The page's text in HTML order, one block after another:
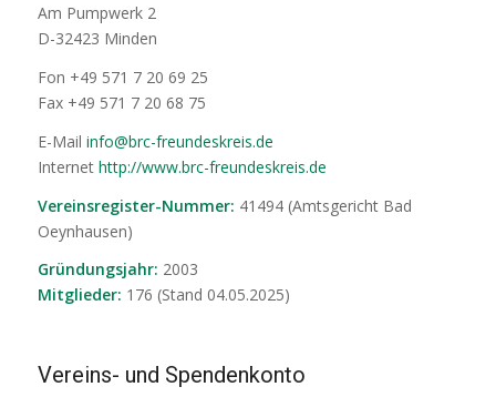
Am Pumpwerk 2
D-32423 Minden
Fon +49 571 7 20 69 25
Fax +49 571 7 20 68 75
E-Mail info@brc-freundeskreis.de
Internet http://www.brc-freundeskreis.de
Vereinsregister-Nummer: 41494 (Amtsgericht Bad
Oeynhausen)
Gründungsjahr: 2003
Mitglieder: 176 (Stand 04.05.2025)
Vereins- und Spendenkonto